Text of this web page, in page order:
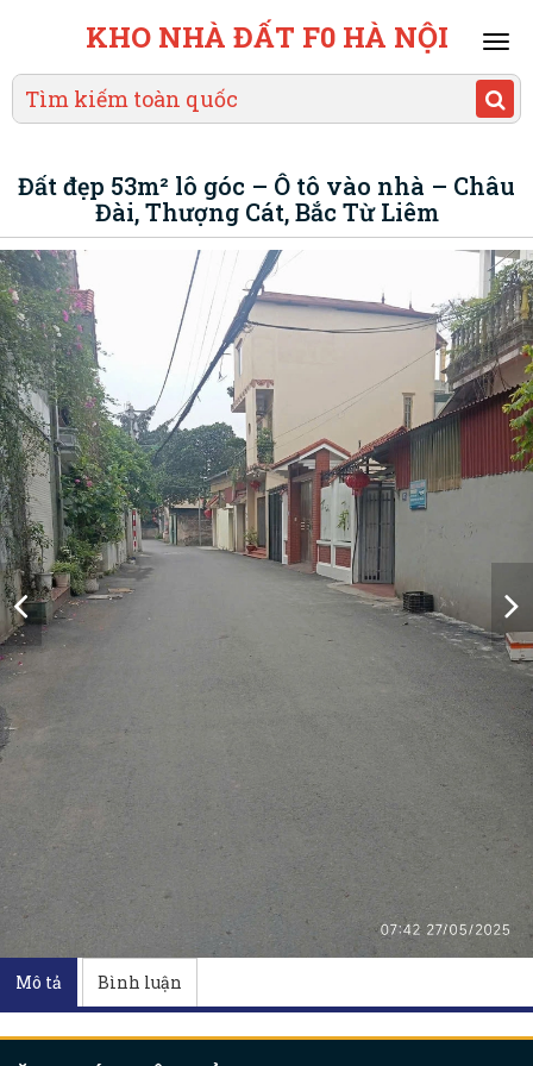
KHO NHÀ ĐẤT F0 HÀ NỘI
Đất đẹp 53m² lô góc – Ô tô vào nhà – Châu
Đài, Thượng Cát, Bắc Từ Liêm
Mô tả Bình luận